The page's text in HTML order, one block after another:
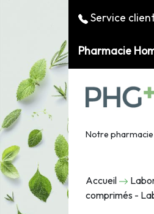
Service
Pharmacie
Notre pharmacie
Accueil
comprimés -